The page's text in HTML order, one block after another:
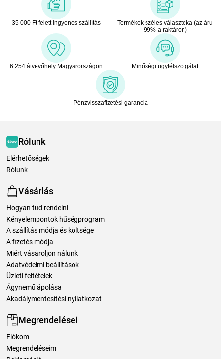
35 000 Ft felett ingyenes szállítás
Termékek széles választéka (az áru
99%-a raktáron)
6 254 átvevőhely Magyarországon Minőségi ügyfélszolgálat
Pénzvisszafizetési garancia
Rólunk
Elérhetőségek
Rólunk
Vásárlás
Hogyan tud rendelni
Kényelempontok hűségprogram
A szállítás módja és költsége
A fizetés módja
Miért vásároljon nálunk
Adatvédelmi beállítások
Üzleti feltételek
Ágynemű ápolása
Akadálymentesítési nyilatkozat
Megrendelései
Fiókom
Megrendeléseim